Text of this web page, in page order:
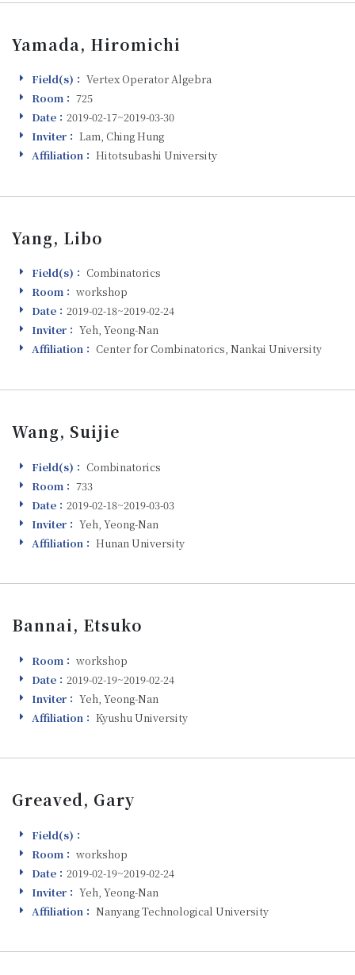
Yamada, Hiromichi
Field(s)
Field(s)： Vertex Operator Algebra
Room
Room： 725
Visiting
Date： 2019-02-17~2019-03-30
Inviter
Inviter： Lam, Ching Hung
Affiliation
Affiliation： Hitotsubashi University
Yang, Libo
Field(s)
Field(s)： Combinatorics
Room
Room： workshop
Visiting
Date： 2019-02-18~2019-02-24
Inviter
Inviter： Yeh, Yeong-Nan
Affiliation
Affiliation： Center for Combinatorics, Nankai University
Wang, Suijie
Field(s)
Field(s)： Combinatorics
Room
Room： 733
Visiting
Date： 2019-02-18~2019-03-03
Inviter
Inviter： Yeh, Yeong-Nan
Affiliation
Affiliation： Hunan University
Bannai, Etsuko
Room
Room： workshop
Visiting
Date： 2019-02-19~2019-02-24
Inviter
Inviter： Yeh, Yeong-Nan
Affiliation
Affiliation： Kyushu University
Greaved, Gary
Field(s)
Field(s)：
Room
Room： workshop
Visiting
Date： 2019-02-19~2019-02-24
Inviter
Inviter： Yeh, Yeong-Nan
Affiliation
Affiliation： Nanyang Technological University